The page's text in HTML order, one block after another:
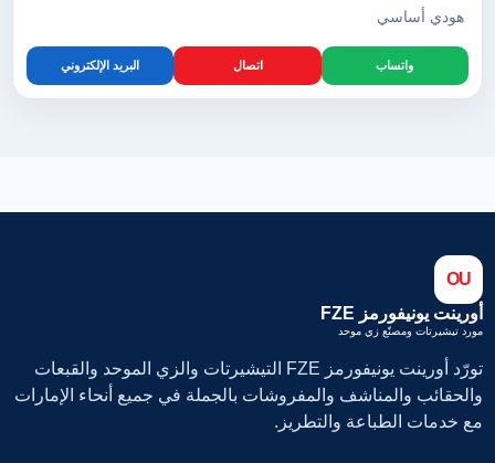
هودي أساسي
واتساب اتصال البريد الإلكتروني
OU
أورينت يونيفورمز FZE
مورد تيشيرتات ومصنّع زي موحد
تورّد أورينت يونيفورمز FZE التيشيرتات والزي الموحد والقبعات
والحقائب والمناشف والمفروشات بالجملة في جميع أنحاء الإمارات
مع خدمات الطباعة والتطريز.